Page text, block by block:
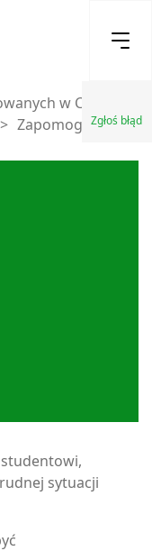
Zgłoś błąd
w Chełmie
> Zapomoga
sytuacji